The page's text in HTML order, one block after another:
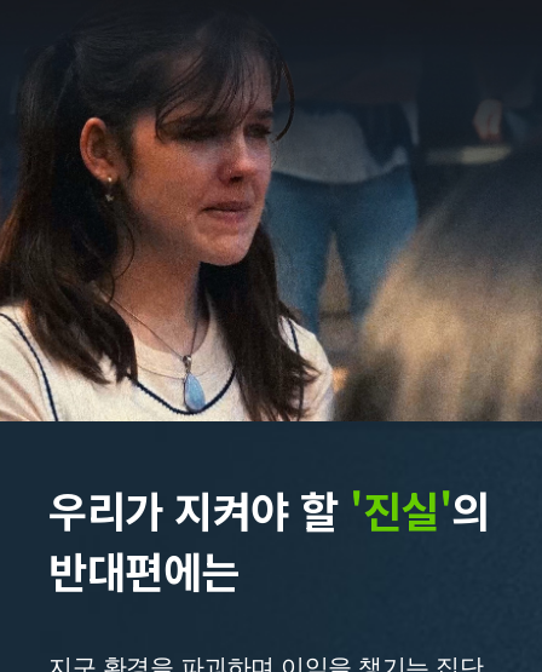
우리가 지켜야 할 '진실'의
반대편에는